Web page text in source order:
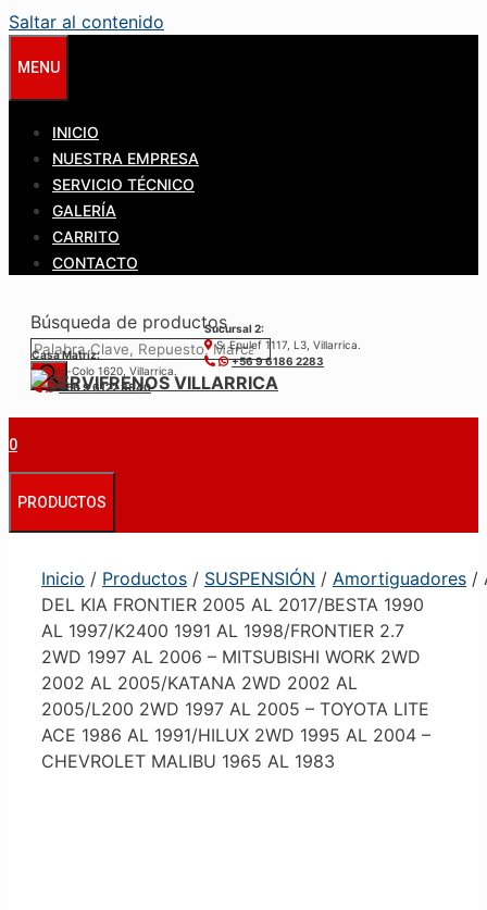
Saltar al contenido
MENU
INICIO
NUESTRA EMPRESA
SERVICIO TÉCNICO
GALERÍA
CARRITO
CONTACTO
Búsqueda de productos
Casa Matríz:
Colo-Colo 1620, Villarrica.
+56 9 6122 3840
Sucursal 2:
S. Epulef 1117, L3, Villarrica.
+56 9 6186 2283
0
PRODUCTOS
Inicio / Productos / SUSPENSIÓN / Amortiguadores /
DEL KIA FRONTIER 2005 AL 2017/BESTA 1990
AL 1997/K2400 1991 AL 1998/FRONTIER 2.7
2WD 1997 AL 2006 – MITSUBISHI WORK 2WD
2002 AL 2005/KATANA 2WD 2002 AL
2005/L200 2WD 1997 AL 2005 – TOYOTA LITE
ACE 1986 AL 1991/HILUX 2WD 1995 AL 2004 –
CHEVROLET MALIBU 1965 AL 1983